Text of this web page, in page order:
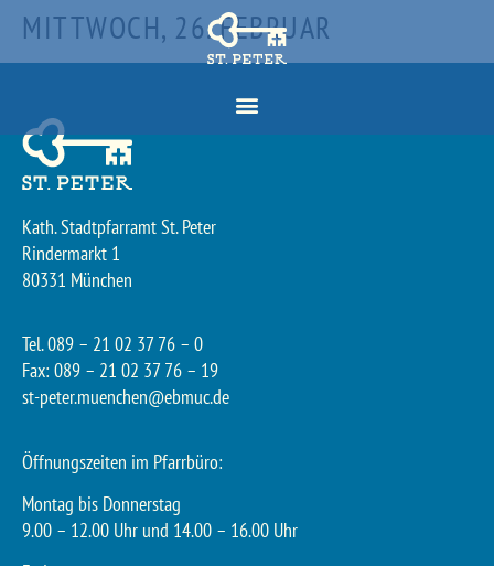
MITTWOCH, 26. FEBRUAR
Kath. Stadtpfarramt St. Peter
Rindermarkt 1
80331 München
Tel. 089 – 21 02 37 76 – 0
Fax: 089 – 21 02 37 76 – 19
st-peter.muenchen@ebmuc.de
Öffnungszeiten im Pfarrbüro:
Montag bis Donnerstag
9.00 – 12.00 Uhr und 14.00 – 16.00 Uhr